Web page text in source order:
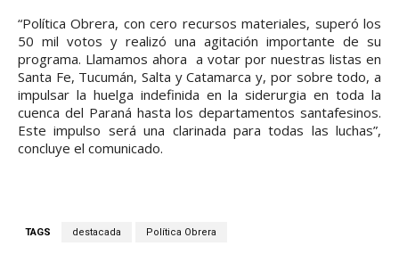
“Política Obrera, con cero recursos materiales, superó los
50 mil votos y realizó una agitación importante de su
programa. Llamamos ahora a votar por nuestras listas en
Santa Fe, Tucumán, Salta y Catamarca y, por sobre todo, a
impulsar la huelga indefinida en la siderurgia en toda la
cuenca del Paraná hasta los departamentos santafesinos.
Este impulso será una clarinada para todas las luchas”,
concluye el comunicado.
TAGS destacada Política Obrera